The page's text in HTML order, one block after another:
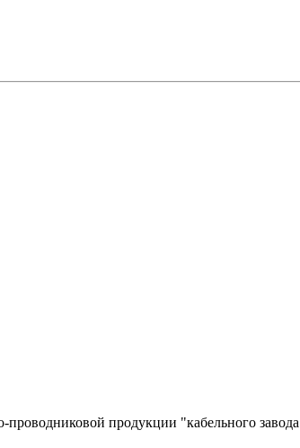
проводниковой продукции "кабельного